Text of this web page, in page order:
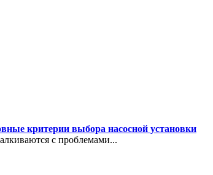
критерии выбора насосной установки
с проблемами...